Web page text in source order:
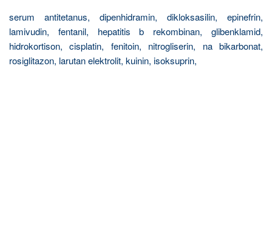
serum antitetanus, dipenhidramin, dikloksasilin, epinefrin,
lamivudin, fentanil, hepatitis b rekombinan, glibenklamid,
hidrokortison, cisplatin, fenitoin, nitrogliserin, na bikarbonat,
rosiglitazon, larutan elektrolit, kuinin, isoksuprin,